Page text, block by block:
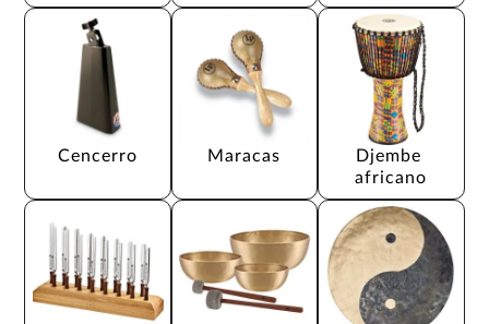
Cencerro Maracas
Djembe
africano